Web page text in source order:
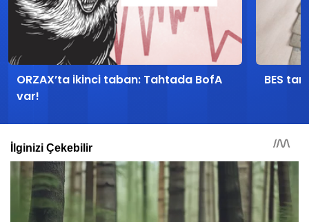
ORZAX’ta ikinci taban: Tahtada BofA
var!
BES